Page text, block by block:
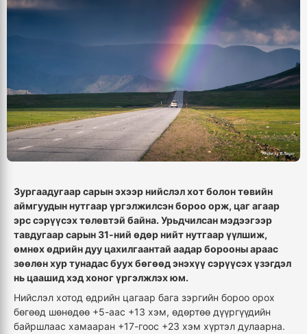
Зургаадугаар сарын эхээр нийслэл хот болон төвийн
аймгуудын нутгаар үргэлжилсэн бороо орж, цаг агаар
эрс сэрүүсэх төлөвтэй байна. Урьдчилсан мэдээгээр
тавдугаар сарын 31-ний өдөр нийт нутгаар үүлшиж,
өмнөх өдрийн дуу цахилгаантай аадар борооны араас
зөөлөн хур тунадас буух бөгөөд энэхүү сэрүүсэх үзэгдэл
нь цаашид хэд хоног үргэлжлэх юм.
Нийслэл хотод өдрийн цагаар бага зэргийн бороо орох
бөгөөд шөнөдөө +5-аас +13 хэм, өдөртөө дүүргүүдийн
байршлаас хамааран +17-гоос +23 хэм хүртэл дулаарна.